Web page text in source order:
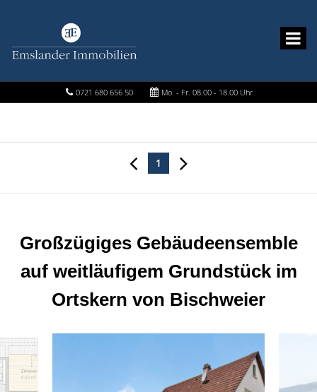
0721 680 656 50 Mo. - Fr. 08.00 - 18.00 Uhr
1
Großzügiges Gebäudeensemble
auf weitläufigem Grundstück im
Ortskern von Bischweier